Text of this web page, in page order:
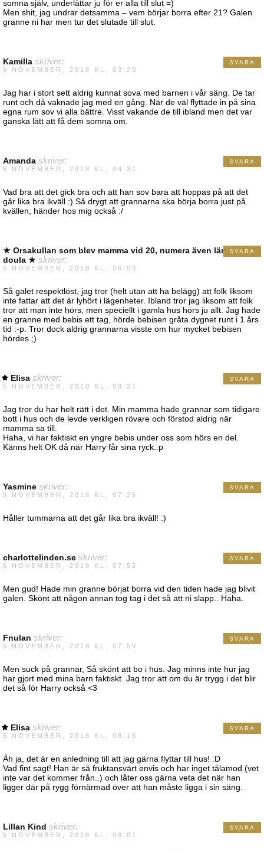
somna själv, underlättar ju för er alla till slut =)
Men shit, jag undrar detsamma – vem börjar borra efter 21? Galen
granne ni har men tur det slutade till slut.
Kamilla skriver:
5 NOVEMBER, 2018 KL. 03:20
Jag har i stort sett aldrig kunnat sova med barnen i vår säng. De tar
runt och då vaknade jag med en gång. När de väl flyttade in på sina
egna rum sov vi alla bättre. Visst vakande de till ibland men det var
ganska lätt att få dem somna om.
SVARA
Amanda skriver:
5 NOVEMBER, 2018 KL. 04:31
Vad bra att det gick bra och att han sov bara att hoppas på att det
går lika bra ikväll :) Så drygt att grannarna ska börja borra just på
kvällen, händer hos mig också :/
SVARA
★ Orsakullan som blev mamma vid 20, numera även lärare och
doula ★ skriver:
5 NOVEMBER, 2018 KL. 06:03
Så galet respektlöst, jag tror (helt utan att ha belägg) att folk liksom
inte fattar att det är lyhört i lägenheter. Ibland tror jag liksom att folk
tror att man inte hörs, men speciellt i gamla hus hörs ju allt. Jag hade
en granne med bebis ett tag, hörde bebisen gråta dygnet runt i 1 års
tid :-p. Tror dock aldrig grannarna visste om hur mycket bebisen
hördes ;)
SVARA
Elisa skriver:
5 NOVEMBER, 2018 KL. 08:21
Jag tror du har helt rätt i det. Min mamma hade grannar som tidigare
bott i hus och de levde verkligen rövare och förstod aldrig när
mamma sa till.
Haha, vi har faktiskt en yngre bebis under oss som hörs en del.
Känns helt OK då när Harry får sina ryck.:p
SVARA
Yasmine skriver:
5 NOVEMBER, 2018 KL. 07:25
Håller tummarna att det går lika bra ikväll! :)
SVARA
charlottelinden.se skriver:
5 NOVEMBER, 2018 KL. 07:52
Men gud! Hade min granne börjat borra vid den tiden hade jag blivit
galen. Skönt att någon annan tog tag i det så att ni slapp.. Haha.
SVARA
Fnulan skriver:
5 NOVEMBER, 2018 KL. 07:59
Men suck på grannar, Så skönt att bo i hus. Jag minns inte hur jag
har gjort med mina barn faktiskt. Jag tror att om du är trygg i det blir
det så för Harry också <3
SVARA
Elisa skriver:
5 NOVEMBER, 2018 KL. 08:16
Åh ja, det är en anledning till att jag gärna flyttar till hus! :D
Vad fint sagt! Han är så fruktansvärt envis och har inget tålamod (vet
inte var det kommer från..) och låter oss gärna veta det när han
ligger där på rygg förnärmad över att han måste ligga i sin säng.
SVARA
Lillan Kind skriver:
5 NOVEMBER, 2018 KL. 08:01
SVARA